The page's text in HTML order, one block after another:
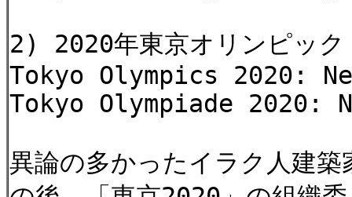
2) 2020年東京オリンピック
Tokyo Olympics 2020:
Tokyo Olympiade 2020:
異論の多かったイラク人建